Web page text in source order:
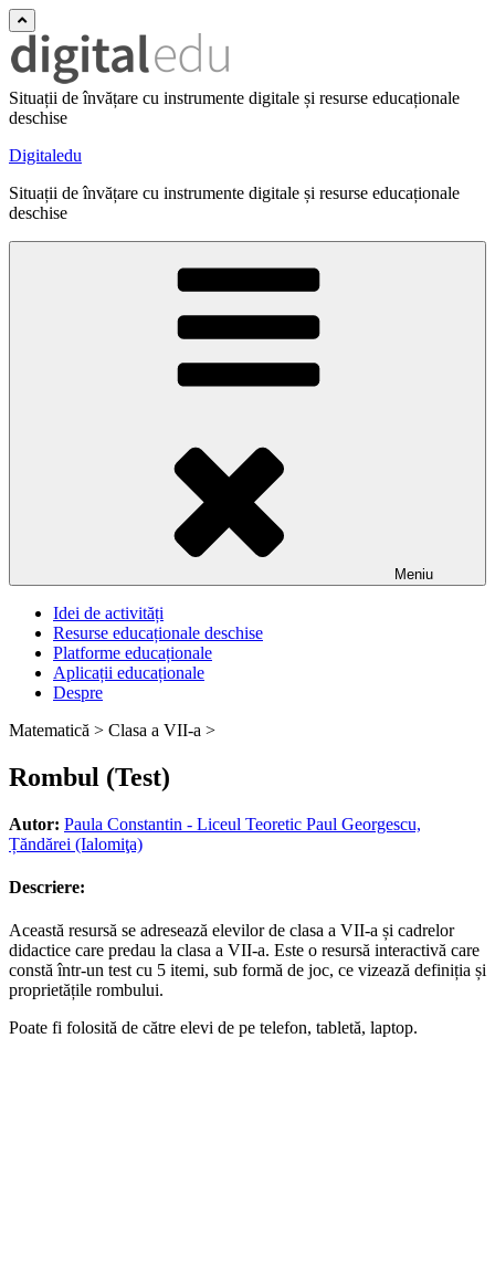
Situații de învățare cu instrumente digitale și resurse educaționale
deschise
Digitaledu
Situații de învățare cu instrumente digitale și resurse educaționale
deschise
Meniu
Idei de activități
Resurse educaționale deschise
Platforme educaționale
Aplicații educaționale
Despre
Matematică > Clasa a VII-a >
Rombul (Test)
Autor: Paula Constantin - Liceul Teoretic Paul Georgescu,
Țăndărei (Ialomiţa)
Descriere:
Această resursă se adresează elevilor de clasa a VII-a și cadrelor
didactice care predau la clasa a VII-a. Este o resursă interactivă care
constă într-un test cu 5 itemi, sub formă de joc, ce vizează definiția și
proprietățile rombului.
Poate fi folosită de către elevi de pe telefon, tabletă, laptop.